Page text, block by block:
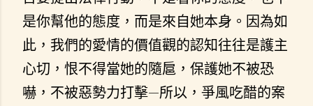
是你幫他的態度，而是來自她本身。因為如
此，我們的愛情的價值觀的認知往往是護主
心切，恨不得當她的隨扈，保護她不被恐
嚇，不被惡勢力打擊—所以，爭風吃醋的案